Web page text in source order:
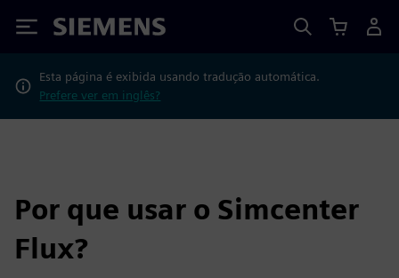
Siemens
Esta página é exibida usando tradução automática.
Prefere ver em inglês?
Por que usar o Simcenter
Flux?